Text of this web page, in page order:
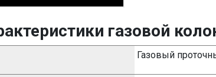
газовой
Газовый